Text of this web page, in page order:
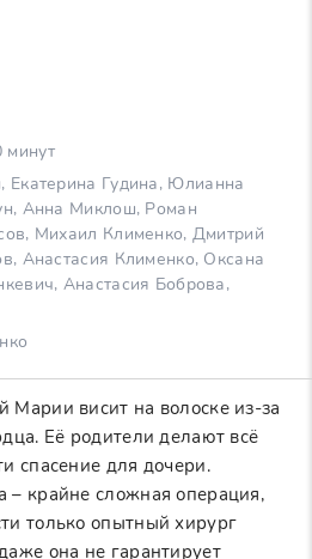
минут
Екатерина Гудина, Юлианна
Анна Миклош, Роман
Михаил Клименко, Дмитрий
Анастасия Клименко, Оксана
Анастасия Боброва,
Марии висит на волоске из-за
Её родители делают всё
спасение для дочери.
– крайне сложная операция,
только опытный хирург
она не гарантирует